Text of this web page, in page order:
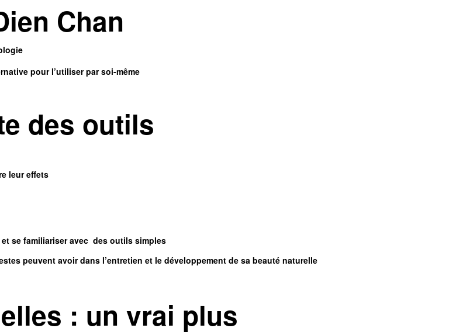
Chan
pour l’utiliser par soi-même
des outils
leur effets
se familiariser avec des outils simples
peuvent avoir dans l’entretien et le développement de sa beauté naturelle
: un vrai plus